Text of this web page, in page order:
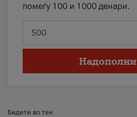
помеѓу 100 и 1000 денари.
Надополни
Бидете во тек